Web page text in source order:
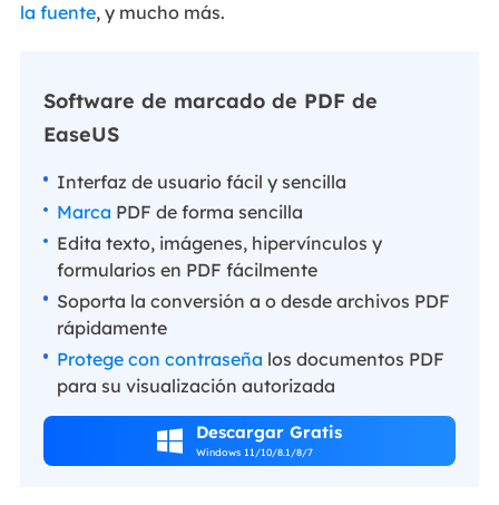
la fuente, y mucho más.
Software de marcado de PDF de
EaseUS
Interfaz de usuario fácil y sencilla
Marca PDF de forma sencilla
Edita texto, imágenes, hipervínculos y
formularios en PDF fácilmente
Soporta la conversión a o desde archivos PDF
rápidamente
Protege con contraseña los documentos PDF
para su visualización autorizada
 Descargar Gratis
Windows 11/10/8.1/8/7